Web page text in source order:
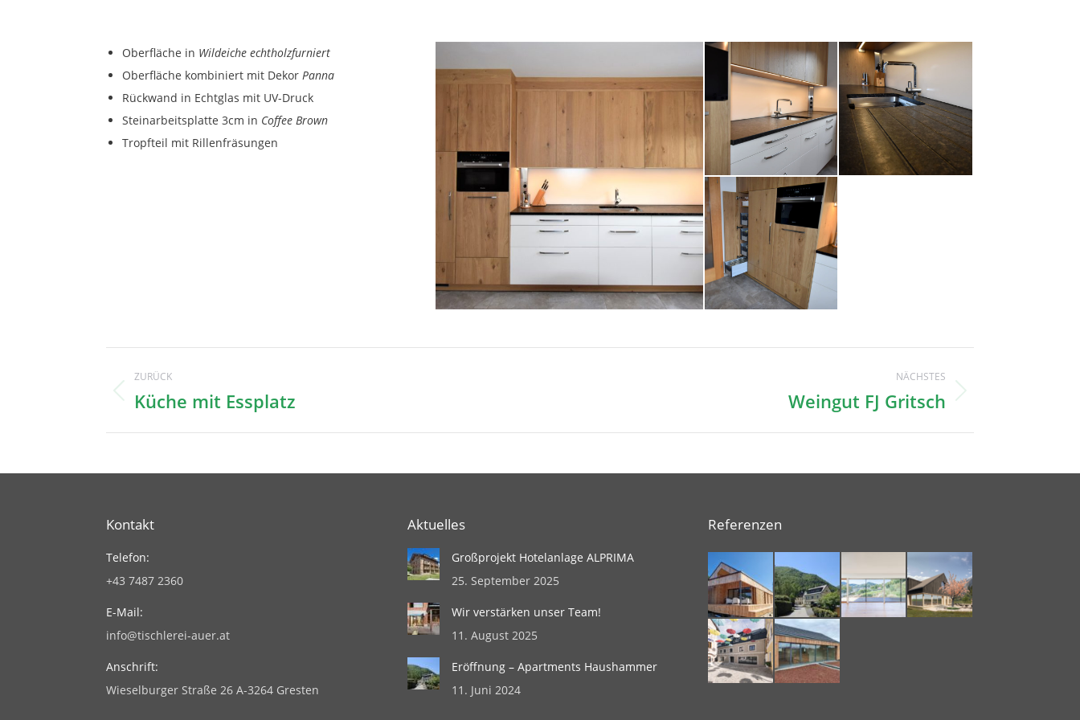
Oberfläche in Wildeiche echtholzfurniert
Oberfläche kombiniert mit Dekor Panna
Rückwand in Echtglas mit UV-Druck
Steinarbeitsplatte 3cm in Coffee Brown
Tropfteil mit Rillenfräsungen
Project
navigation
ZURÜCK
Previous
Küche mit Essplatz
NÄCHSTES
Weingut FJ Gritsch
Kontakt
Telefon:
+43 7487 2360
E-Mail:
info@tischlerei-auer.at
Anschrift:
Wieselburger Straße 26 A-3264 Gresten
Aktuelles
Großprojekt Hotelanlage ALPRIMA
25. September 2025
Wir verstärken unser Team!
11. August 2025
Eröffnung – Apartments Haushammer
11. Juni 2024
Referenzen